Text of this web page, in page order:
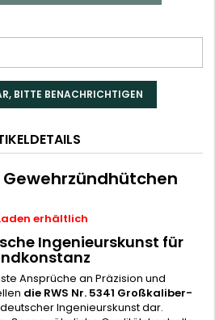
BITTE BENACHRICHTIGEN
Gewehrzündhütchen
erhältlich
Ingenieurskunst für
Ansprüche an Präzision und
die RWS Nr. 5341 Großkaliber-
Ingenieurskunst dar.